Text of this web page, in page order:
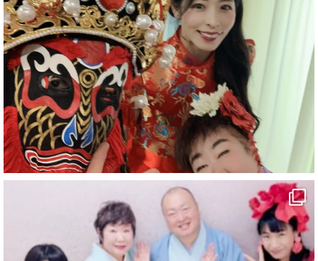
#チャンネル登録おねがいします
#愛媛県
#新居浜市
#幸福駅
#別子銅山
#鉱山観光列車
#四国
#愛媛観光
#旅行
#旅行動画
#一人旅
#観光スポット
#旅行好きと繋がりたい